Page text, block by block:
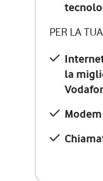
PER LA
la